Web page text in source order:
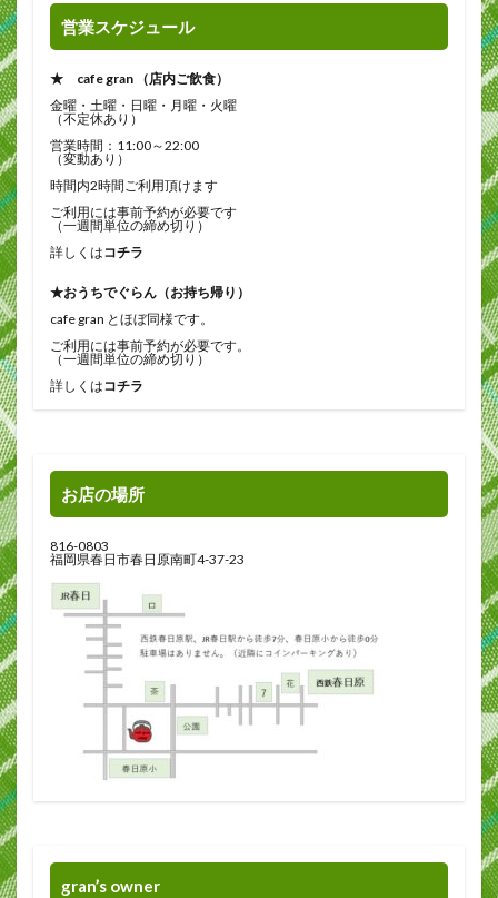
営業スケジュール
★ cafe gran （店内ご飲食）
金曜・土曜・日曜・月曜・火曜
（不定休あり）
営業時間：11:00～22:00
（変動あり）
時間内2時間ご利用頂けます
ご利用には事前予約が必要です
（一週間単位の締め切り）
詳しくはコチラ
★おうちでぐらん（お持ち帰り）
cafe gran とほぼ同様です。
ご利用には事前予約が必要です。
（一週間単位の締め切り）
詳しくはコチラ
お店の場所
816-0803
福岡県春日市春日原南町4-37-23
gran’s owner